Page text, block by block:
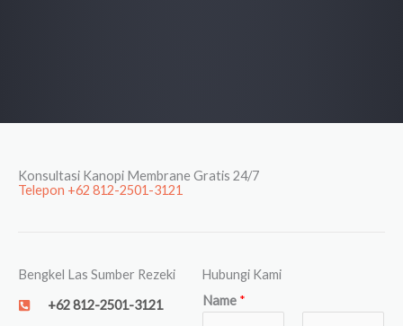
Konsultasi Kanopi Membrane Gratis 24/7
Telepon +62 812-2501-3121
Bengkel Las Sumber Rezeki
+62 812-2501-3121
Hubungi Kami
Name *